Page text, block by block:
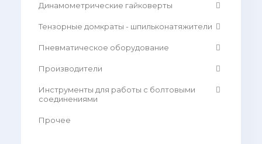
Динамометрические гайковерты
Тензорные домкраты - шпильконатяжители
Пневматическое оборудование
Производители
Инструменты для работы с болтовыми
соединениями
Прочее